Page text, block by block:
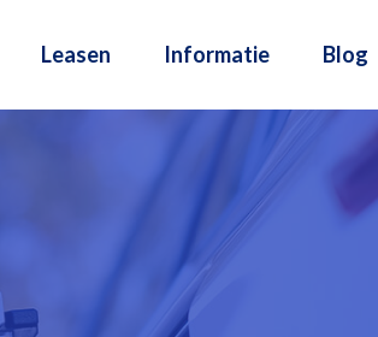
Leasen Informatie Blog